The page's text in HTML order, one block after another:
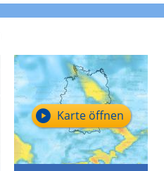
Karte öffnen